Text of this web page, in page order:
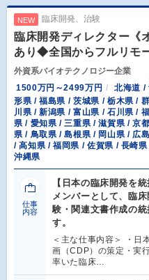
NEW 臨床開発、治験
臨床開発ディレクター
あり◆全国からフルリモ
外資系バイオテクノロジー企業
1500万円～2499万円
北海道 /
形県 / 福島県 / 茨城県 / 栃木県 /
川県 / 新潟県 / 富山県 / 石川県 /
県 / 愛知県 / 三重県 / 滋賀県 / 京
県 / 鳥取県 / 島根県 / 岡山県 / 広
/ 高知県 / 福岡県 / 佐賀県 / 長崎
沖縄県
仕事
内容
【日本の臨床開発を
メンバーとして、臨
験・関連文書作成の
す。
＜主な仕事内容＞ ・日
画（CDP）の策定・実
率いた臨床…